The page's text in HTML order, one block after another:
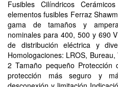
Fusibles Cilíndricos
elementos fusibles Ferraz
gama de tamaños y
nominales para 400, 500 y 690
de distribución eléctrica y
Homologaciones: LROS,
2 Tamaño pequeño
protección más seguro y